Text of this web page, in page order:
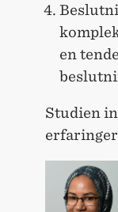
en
Studien